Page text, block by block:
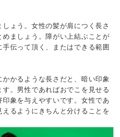
ょう。女性の髪が肩につく長さ
ましょう。障がい上結ぶことが
伝って頂く、またはできる範囲
かるような長さだと、暗い印象
。男性であればおでこを見せる
象を与えやすいです。女性であ
るようにきちんと分けることを